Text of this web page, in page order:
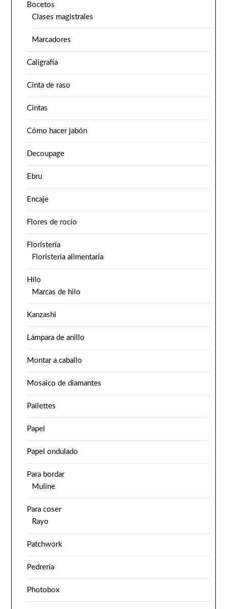
Bocetos
Clases magistrales
Marcadores
Caligrafía
Cinta de raso
Cintas
Cómo hacer jabón
Decoupage
Ebru
Encaje
Flores de rocío
Floristería
Floristería alimentaria
Hilo
Marcas de hilo
Kanzashi
Lámpara de anillo
Montar a caballo
Mosaico de diamantes
Pailettes
Papel
Papel ondulado
Para bordar
Muline
Para coser
Rayo
Patchwork
Pedrería
Photobox